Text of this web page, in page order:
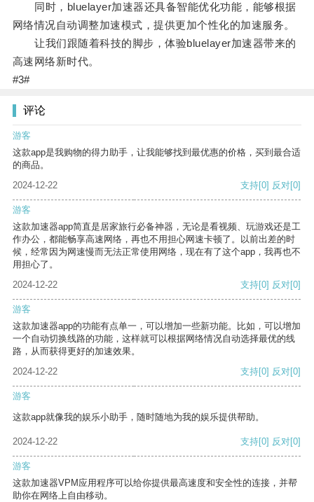
同时，bluelayer加速器还具备智能优化功能，能够根据
网络情况自动调整加速模式，提供更加个性化的加速服务。
让我们跟随着科技的脚步，体验bluelayer加速器带来的
高速网络新时代。
#3#
评论
游客
这款app是我购物的得力助手，让我能够找到最优惠的价格，买到最合适
的商品。
2024-12-22
支持[0] 反对[0]
游客
这款加速器app简直是居家旅行必备神器，无论是看视频、玩游戏还是工
作办公，都能畅享高速网络，再也不用担心网速卡顿了。以前出差的时
候，经常因为网速慢而无法正常使用网络，现在有了这个app，我再也不
用担心了。
2024-12-22
支持[0] 反对[0]
游客
这款加速器app的功能有点单一，可以增加一些新功能。比如，可以增加
一个自动切换线路的功能，这样就可以根据网络情况自动选择最优的线
路，从而获得更好的加速效果。
2024-12-22
支持[0] 反对[0]
游客
这款app就像我的娱乐小助手，随时随地为我的娱乐提供帮助。
2024-12-22 支持[0] 反对[0]
游客
这款加速器VPM应用程序可以给你提供最高速度和安全性的连接，并帮
助你在网络上自由移动。